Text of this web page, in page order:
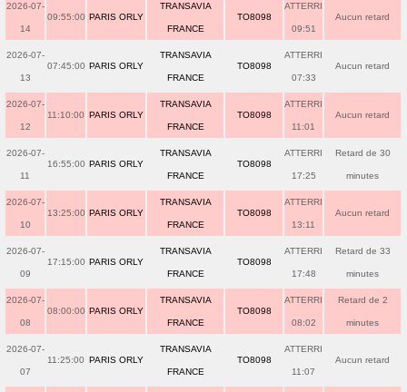
2026-07-
14
09:55:00 PARIS ORLY
TRANSAVIA
FRANCE
TO8098
ATTERRI
09:51
Aucun retard
2026-07-
13
07:45:00 PARIS ORLY
TRANSAVIA
FRANCE
TO8098
ATTERRI
07:33
Aucun retard
2026-07-
12
11:10:00 PARIS ORLY
TRANSAVIA
FRANCE
TO8098
ATTERRI
11:01
Aucun retard
2026-07-
11
16:55:00 PARIS ORLY
TRANSAVIA
FRANCE
TO8098
ATTERRI
17:25
Retard de 30
minutes
2026-07-
10
13:25:00 PARIS ORLY
TRANSAVIA
FRANCE
TO8098
ATTERRI
13:11
Aucun retard
2026-07-
09
17:15:00 PARIS ORLY
TRANSAVIA
FRANCE
TO8098
ATTERRI
17:48
Retard de 33
minutes
2026-07-
08
08:00:00 PARIS ORLY
TRANSAVIA
FRANCE
TO8098
ATTERRI
08:02
Retard de 2
minutes
2026-07-
07
11:25:00 PARIS ORLY
TRANSAVIA
FRANCE
TO8098
ATTERRI
11:07
Aucun retard